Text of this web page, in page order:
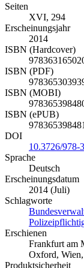
Seiten
XVI, 294
Erscheinungsjahr
2014
ISBN (Hardcover)
ISBN (PDF)
ISBN (MOBI)
ISBN (ePUB)
DOI
10.3726/978-
Sprache
Deutsch
Erscheinungsdatum
2014 (Juli)
Schlagworte
Erschienen
Frankfurt am
Oxford,
Produktsicherheit